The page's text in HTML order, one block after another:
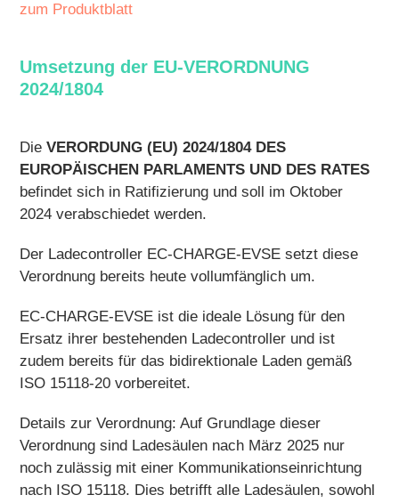
zum Produktblatt
Umsetzung der EU-VERORDNUNG
2024/1804
DieVERORDUNG (EU) 2024/1804 DES
EUROPÄISCHEN PARLAMENTS UND DES RATES
befindet sich in Ratifizierung und soll im Oktober
2024 verabschiedet werden.
Der Ladecontroller EC-CHARGE-EVSE setzt diese
Verordnung bereits heute vollumfänglich um.
EC-CHARGE-EVSE ist die ideale Lösung für den
Ersatz ihrer bestehenden Ladecontroller und ist
zudem bereits für das bidirektionale Laden gemäß
ISO 15118-20 vorbereitet.
Details zur Verordnung: Auf Grundlage dieser
Verordnung sind Ladesäulen nach März 2025 nur
noch zulässig mit einer Kommunikationseinrichtung
nach ISO 15118. Dies betrifft alle Ladesäulen, sowohl